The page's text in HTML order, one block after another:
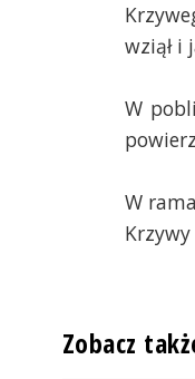
wziął i
W
W
Zobacz